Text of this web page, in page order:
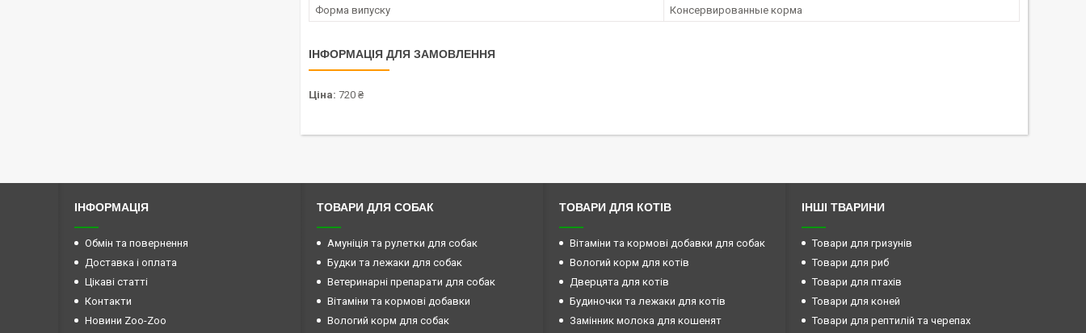
Форма випуску
Консервированные корма
ІНФОРМАЦІЯ ДЛЯ ЗАМОВЛЕННЯ
Ціна: 720 ₴
ІНФОРМАЦІЯ
Обмін та повернення
Доставка і оплата
Цікаві статті
Контакти
Новини Zoo-Zoo
ТОВАРИ ДЛЯ СОБАК
Амуніція та рулетки для собак
Будки та лежаки для собак
Ветеринарні препарати для собак
Вітаміни та кормові добавки
Вологий корм для собак
ТОВАРИ ДЛЯ КОТІВ
Вітаміни та кормові добавки для собак
Вологий корм для котів
Дверцята для котів
Будиночки та лежаки для котів
Замінник молока для кошенят
ІНШІ ТВАРИНИ
Товари для гризунів
Товари для риб
Товари для птахів
Товари для коней
Товари для рептилій та черепах